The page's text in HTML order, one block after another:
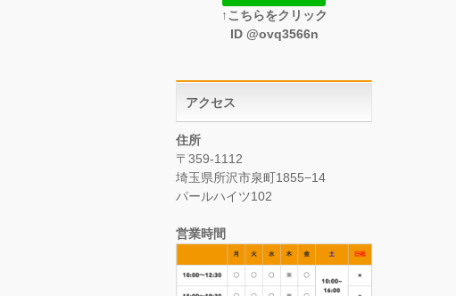
↑こちらをクリック
ID @ovq3566n
アクセス
住所
〒359-1112
埼玉県所沢市泉町1855−14
パールハイツ102
営業時間